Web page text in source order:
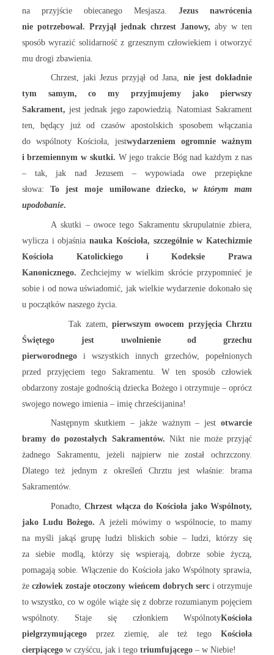
na przyjście obiecanego Mesjasza.Jezus nawrócenia
nie potrzebował. Przyjął jednak chrzest Janowy,aby w ten
sposób wyrazić solidarność z grzesznym człowiekiem i otworzyć
mu drogi zbawienia.
Chrzest, jaki Jezus przyjął od Jana, nie jest dokładnie
tym samym, co my przyjmujemy jako pierwszy
Sakrament, jest jednak jego zapowiedzią. Natomiast Sakrament
ten, będący już od czasów apostolskich sposobem włączania
do wspólnoty Kościoła, jestwydarzeniem ogromnie ważnym
i brzemiennym w skutki. W jego trakcie Bóg nad każdym z nas
– tak, jak nad Jezusem – wypowiada owe przepiękne
słowa: To jest moje umiłowane dziecko, w którym mam
upodobanie.
A skutki – owoce tego Sakramentu skrupulatnie zbiera,
wylicza i objaśnianauka Kościoła, szczególnie w Katechizmie
Kościoła Katolickiego i Kodeksie Prawa
Kanonicznego. Zechciejmy w wielkim skrócie przypomnieć je
sobie i od nowa uświadomić, jak wielkie wydarzenie dokonało się
u początków naszego życia.
Tak zatem,pierwszym owocem przyjęcia Chrztu
Świętego jest uwolnienie od grzechu
pierworodnegoi wszystkich innych grzechów, popełnionych
przed przyjęciem tego Sakramentu. W ten sposób człowiek
obdarzony zostaje godnością dziecka Bożego i otrzymuje – oprócz
swojego nowego imienia – imię chrześcijanina!
Następnym skutkiem – jakże ważnym – jestotwarcie
bramy do pozostałych Sakramentów.Nikt nie może przyjąć
żadnego Sakramentu, jeżeli najpierw nie został ochrzczony.
Dlatego też jednym z określeń Chrztu jest właśnie: brama
Sakramentów.
Ponadto,Chrzest włącza do Kościoła jako Wspólnoty,
jako Ludu Bożego. A jeżeli mówimy o wspólnocie, to mamy
na myśli jakąś grupę ludzi bliskich sobie – ludzi, którzy się
za siebie modlą, którzy się wspierają, dobrze sobie życzą,
pomagają sobie. Włączenie do Kościoła jako Wspólnoty sprawia,
że człowiek zostaje otoczony wieńcem dobrych serci otrzymuje
to wszystko, co w ogóle wiąże się z dobrze rozumianym pojęciem
wspólnoty. Staje się członkiem WspólnotyKościoła
pielgrzymującegoprzez ziemię, ale też tegoKościoła
cierpiącegow czyśćcu, jak i tego triumfującego– w Niebie!